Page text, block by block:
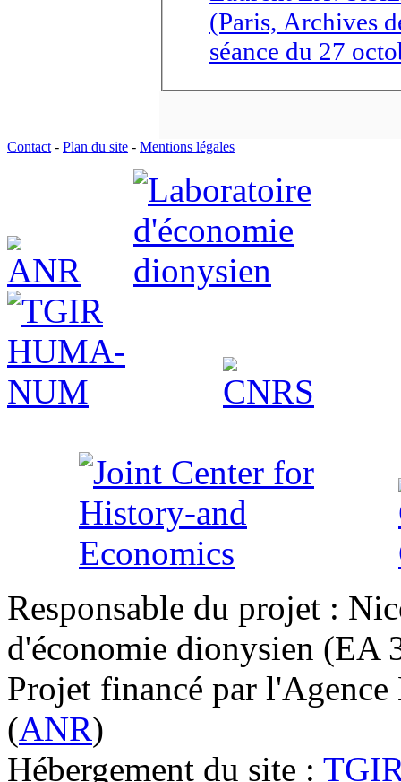
(Paris, Archives
séance du 27
Contact - Plan du site - Mentions légales
Responsable du projet :
d'économie dionysien
Projet financé par l'Agence
(ANR)
Hébergement du site :